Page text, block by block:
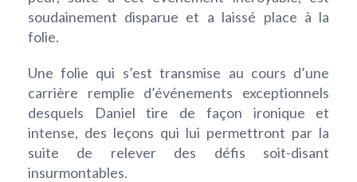
soudainement disparue et a laissé place à la
folie.
Une folie qui s’est transmise au cours d’une
carrière remplie d’événements exceptionnels
desquels Daniel tire de façon ironique et
intense, des leçons qui lui permettront par la
suite de relever des défis soit-disant
insurmontables.